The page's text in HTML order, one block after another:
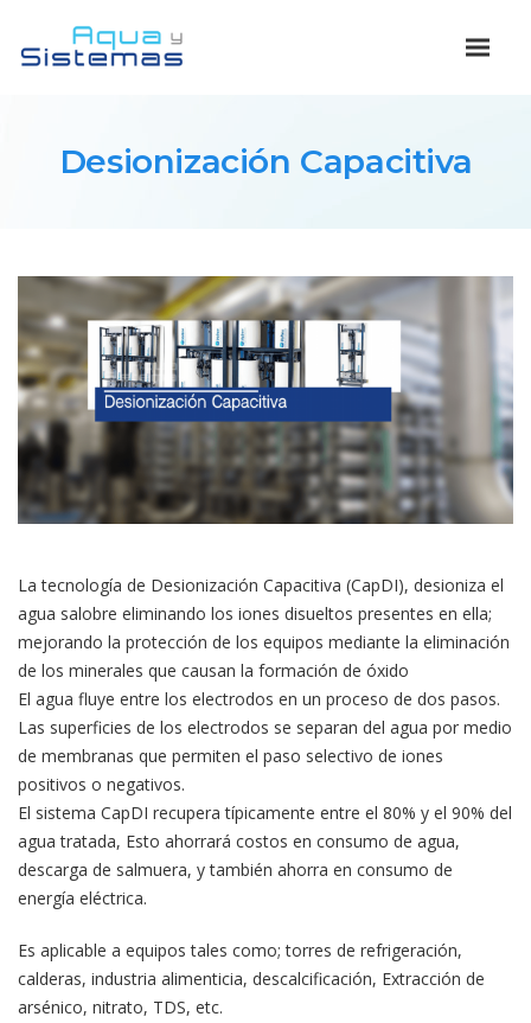
Desionización Capacitiva
La tecnología de Desionización Capacitiva (CapDI), desioniza el
agua salobre eliminando los iones disueltos presentes en ella;
mejorando la protección de los equipos mediante la eliminación
de los minerales que causan la formación de óxido
El agua fluye entre los electrodos en un proceso de dos pasos.
Las superficies de los electrodos se separan del agua por medio
de membranas que permiten el paso selectivo de iones
positivos o negativos.
El sistema CapDI recupera típicamente entre el 80% y el 90% del
agua tratada, Esto ahorrará costos en consumo de agua,
descarga de salmuera, y también ahorra en consumo de
energía eléctrica.
Es aplicable a equipos tales como; torres de refrigeración,
calderas, industria alimenticia, descalcificación, Extracción de
arsénico, nitrato, TDS, etc.